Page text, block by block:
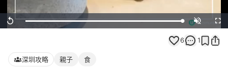
Replay Loaded:
100.00%
Unmute
6 1
深圳攻略 親子 食